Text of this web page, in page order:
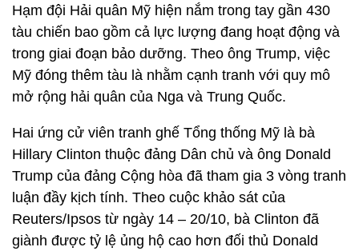
Hạm đội Hải quân Mỹ hiện nắm trong tay gần 430
tàu chiến bao gồm cả lực lượng đang hoạt động và
trong giai đoạn bảo dưỡng. Theo ông Trump, việc
Mỹ đóng thêm tàu là nhằm cạnh tranh với quy mô
mở rộng hải quân của Nga và Trung Quốc.
Hai ứng cử viên tranh ghế Tổng thống Mỹ là bà
Hillary Clinton thuộc đảng Dân chủ và ông Donald
Trump của đảng Cộng hòa đã tham gia 3 vòng tranh
luận đầy kịch tính. Theo cuộc khảo sát của
Reuters/Ipsos từ ngày 14 – 20/10, bà Clinton đã
giành được tỷ lệ ủng hộ cao hơn đối thủ Donald